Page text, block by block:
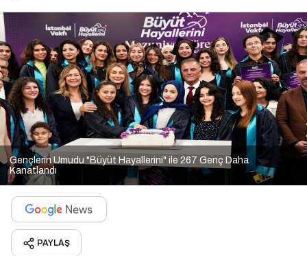
Gençlerin Umudu "Büyüt Hayallerini" ile 267 Genç Daha
Kanatlandı
PAYLAŞ